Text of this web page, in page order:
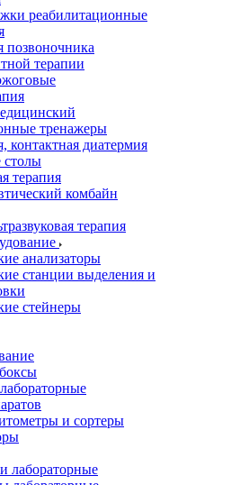
реабилитационные
позвоночника
терапии
тренажеры
контактная диатермия
столы
терапия
комбайн
терапия
анализаторы
станции выделения и
стейнеры
и сортеры
лабораторные